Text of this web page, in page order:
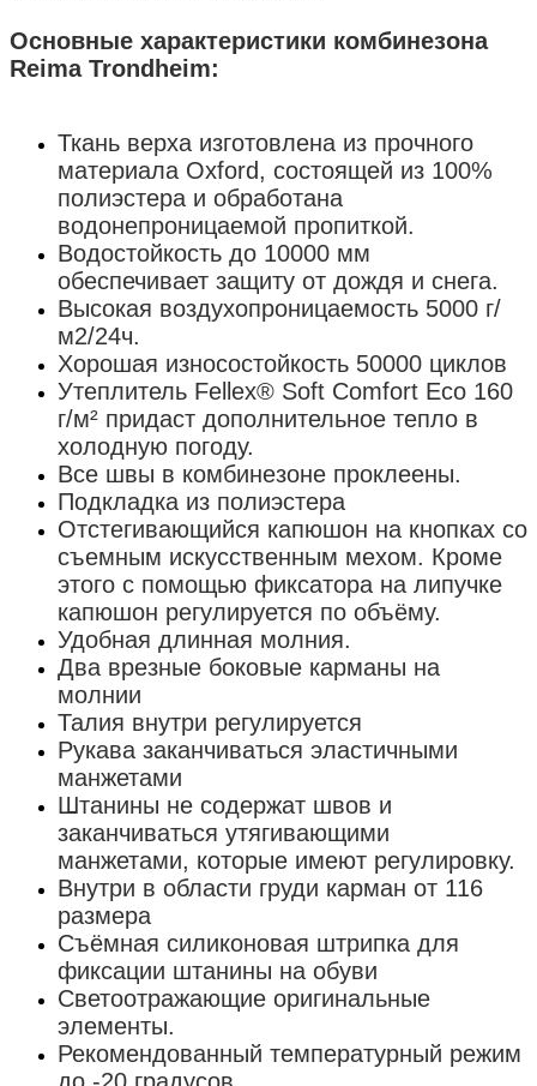
Основные характеристики комбинезона
Reima Trondheim:
Ткань верха изготовлена из прочного
материала Oxford, состоящей из 100%
полиэстера и обработана
водонепроницаемой пропиткой.
Водостойкость до 10000 мм
обеспечивает защиту от дождя и снега.
Высокая воздухопроницаемость 5000 г/
м2/24ч.
Хорошая износостойкость 50000 циклов
Утеплитель Fellex® Soft Comfort Eco 160
г/м² придаст дополнительное тепло в
холодную погоду.
Все швы в комбинезоне проклеены.
Подкладка из полиэстера
Отстегивающийся капюшон на кнопках со
съемным искусственным мехом. Кроме
этого с помощью фиксатора на липучке
капюшон регулируется по объёму.
Удобная длинная молния.
Два врезные боковые карманы на
молнии
Талия внутри регулируется
Рукава заканчиваться эластичными
манжетами
Штанины не содержат швов и
заканчиваться утягивающими
манжетами, которые имеют регулировку.
Внутри в области груди карман от 116
размера
Съёмная силиконовая штрипка для
фиксации штанины на обуви
Светоотражающие оригинальные
элементы.
Рекомендованный температурный режим